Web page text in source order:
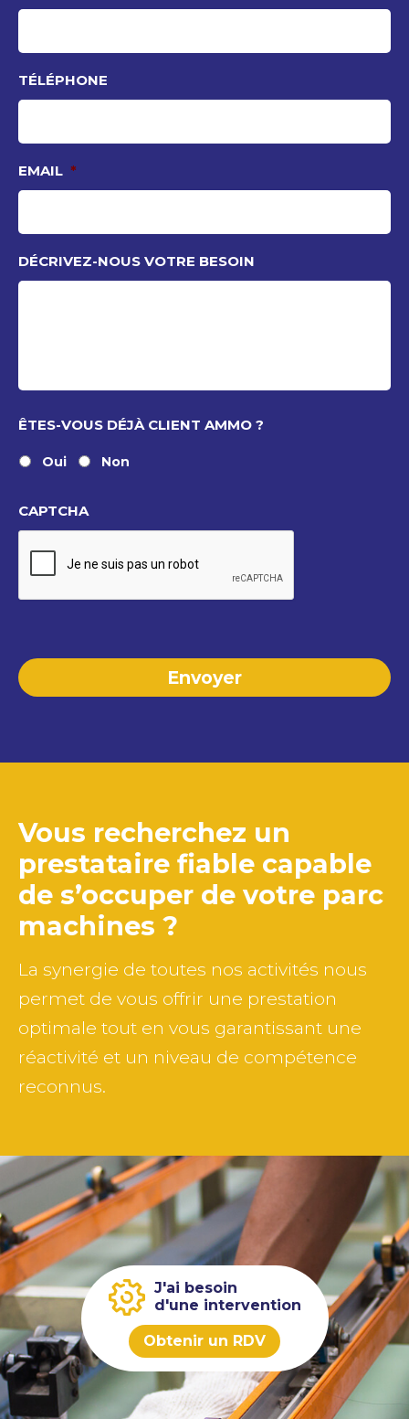
TÉLÉPHONE
EMAIL *
DÉCRIVEZ-NOUS VOTRE BESOIN
ÊTES-VOUS DÉJÀ CLIENT AMMO ?
Oui Non
CAPTCHA
Vous recherchez un
prestataire fiable capable
de s’occuper de votre parc
machines ?
La synergie de toutes nos activités nous
permet de vous offrir une prestation
optimale tout en vous garantissant une
réactivité et un niveau de compétence
reconnus.
J'ai besoin
d'une intervention
Obtenir un RDV